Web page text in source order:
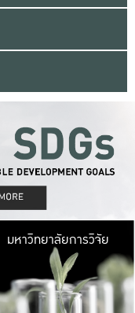
มหาวิ
มีพื้นที่เขียวสดใส
เป็นป่าในเมือง เกษต
มหาวิทยาลัยการวิจัย